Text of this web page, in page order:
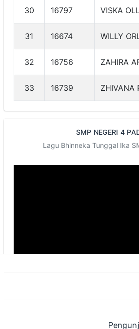
30 16797 VISKA
31 16674 WILLY
32 16756 ZAHIRA
33 16739 ZHIVANA
SMP NEGERI 4
Lagu Bhinneka Tunggal Ika